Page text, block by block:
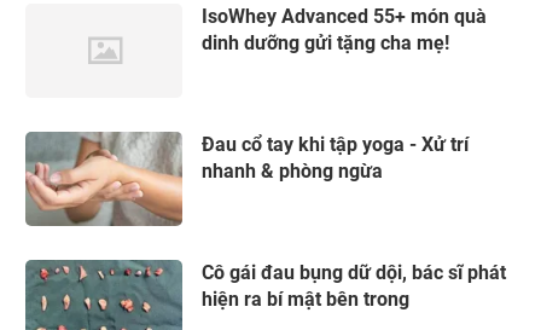
IsoWhey Advanced 55+ món quà
dinh dưỡng gửi tặng cha mẹ!
Đau cổ tay khi tập yoga - Xử trí
nhanh & phòng ngừa
Cô gái đau bụng dữ dội, bác sĩ phát
hiện ra bí mật bên trong